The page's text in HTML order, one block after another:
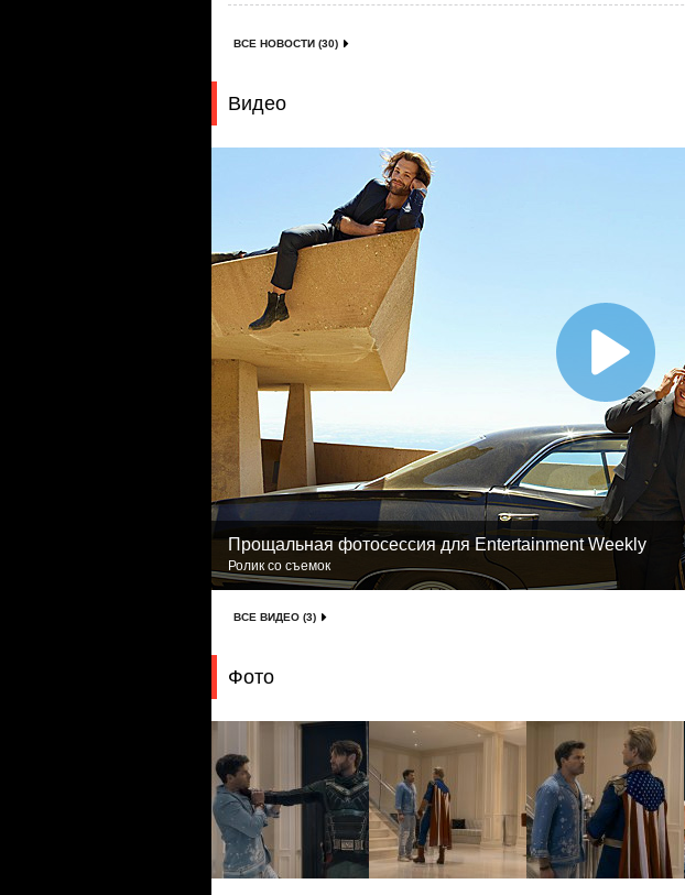
ВСЕ НОВОСТИ (30)
Видео
Прощальная фотосессия для Entertainment Weekly
Ролик со съемок
ВСЕ ВИДЕО (3)
Фото